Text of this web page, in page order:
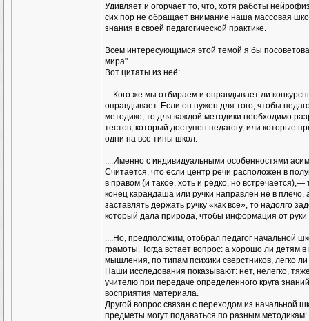
Удивляет и огорчает то, что, хотя работы
сих пор не обращает внимание наша массовая
знания в своей педагогической практике.
Всем интересующимся этой темой я бы
мира".
Вот цитаты из неё:
... Кого же мы отбираем и оправдывает ли
оправдывает. Если он нужен для того, чтобы
методике, то для каждой методики необходимо
тестов, который доступен педагогу, или
одни на все типы школ.
....Именно с индивидуальными особенностями
Считается, что если центр речи расположен в
в правом (и такое, хоть и редко, но
конец карандаша или ручки направлен не в
заставлять держать ручку «как все», то надолго
который дала природа, чтобы информация от
....Но, предположим, отобрал педагог начальной
грамоты. Тогда встает вопрос: а хорошо ли детям
мышления, по типам психики сверстников, легко
Наши исследования показывают: нет, нелегко,
учителю при передаче определенного круга
восприятия материала.
Другой вопрос связан с переходом из начальной
предметы могут подаваться по разным